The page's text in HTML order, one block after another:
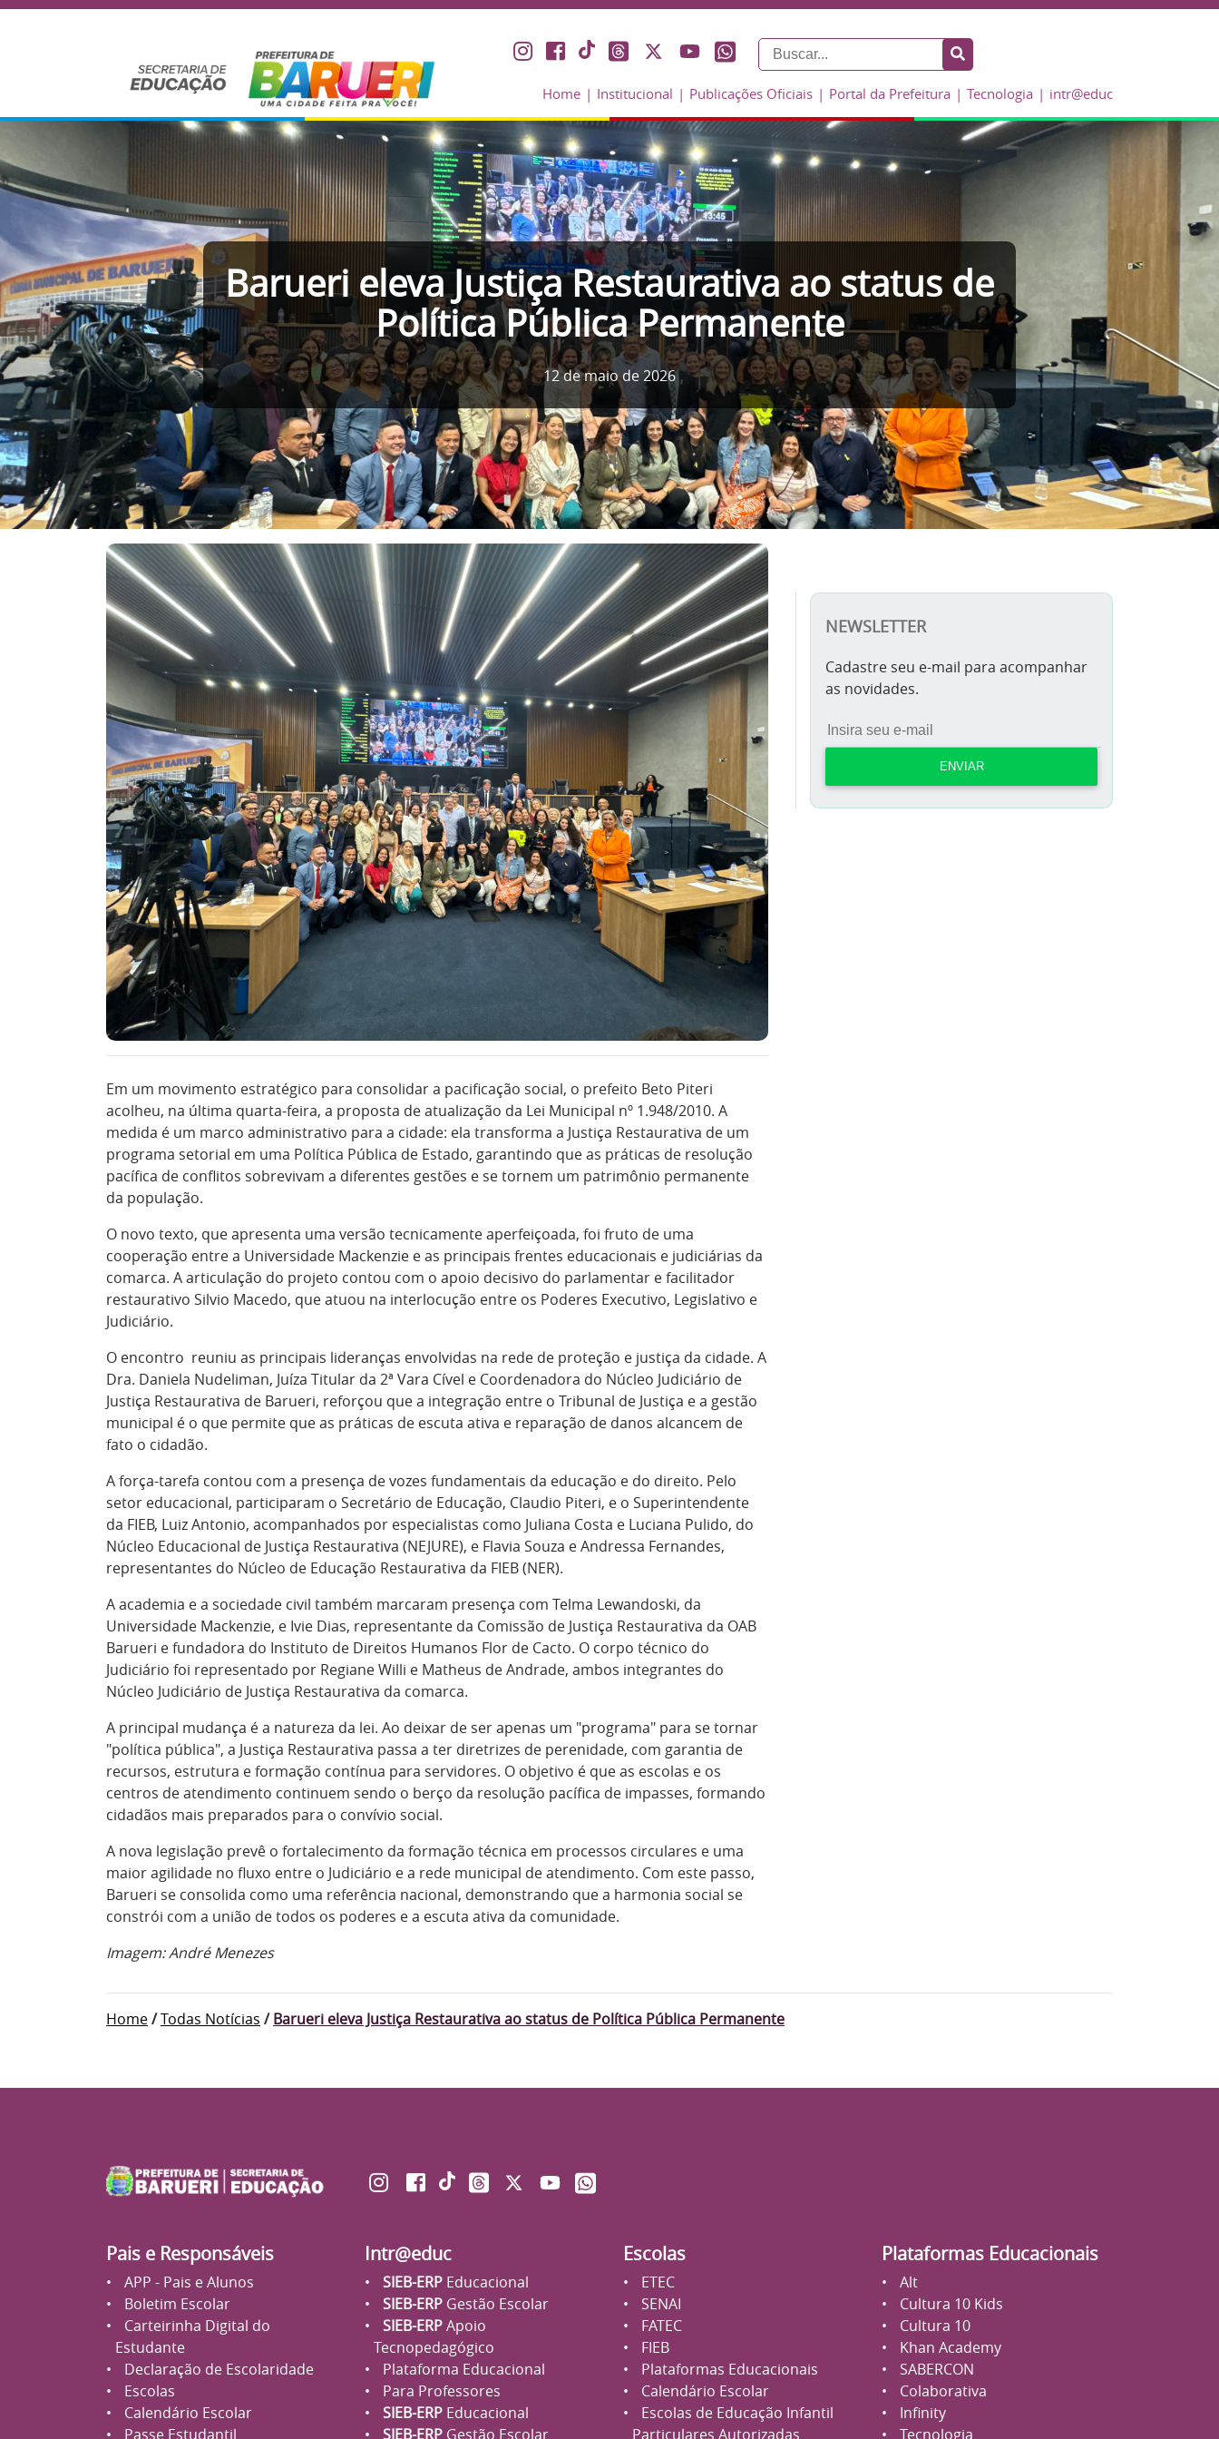
Home Institucional Publicações Oficiais Portal da Prefeitura Tecnologia intr@educ
Barueri eleva Justiça Restaurativa ao status de
Política Pública Permanente
12 de maio de 2026
Em um movimento estratégico para consolidar a pacificação social, o prefeito Beto Piteri
acolheu, na última quarta-feira, a proposta de atualização da Lei Municipal nº 1.948/2010. A
medida é um marco administrativo para a cidade: ela transforma a Justiça Restaurativa de um
programa setorial em uma Política Pública de Estado, garantindo que as práticas de resolução
pacífica de conflitos sobrevivam a diferentes gestões e se tornem um patrimônio permanente
da população.
O novo texto, que apresenta uma versão tecnicamente aperfeiçoada, foi fruto de uma
cooperação entre a Universidade Mackenzie e as principais frentes educacionais e judiciárias da
comarca. A articulação do projeto contou com o apoio decisivo do parlamentar e facilitador
restaurativo Silvio Macedo, que atuou na interlocução entre os Poderes Executivo, Legislativo e
Judiciário.
O encontro reuniu as principais lideranças envolvidas na rede de proteção e justiça da cidade. A
Dra. Daniela Nudeliman, Juíza Titular da 2ª Vara Cível e Coordenadora do Núcleo Judiciário de
Justiça Restaurativa de Barueri, reforçou que a integração entre o Tribunal de Justiça e a gestão
municipal é o que permite que as práticas de escuta ativa e reparação de danos alcancem de
fato o cidadão.
A força-tarefa contou com a presença de vozes fundamentais da educação e do direito. Pelo
setor educacional, participaram o Secretário de Educação, Claudio Piteri, e o Superintendente
da FIEB, Luiz Antonio, acompanhados por especialistas como Juliana Costa e Luciana Pulido, do
Núcleo Educacional de Justiça Restaurativa (NEJURE), e Flavia Souza e Andressa Fernandes,
representantes do Núcleo de Educação Restaurativa da FIEB (NER).
A academia e a sociedade civil também marcaram presença com Telma Lewandoski, da
Universidade Mackenzie, e Ivie Dias, representante da Comissão de Justiça Restaurativa da OAB
Barueri e fundadora do Instituto de Direitos Humanos Flor de Cacto. O corpo técnico do
Judiciário foi representado por Regiane Willi e Matheus de Andrade, ambos integrantes do
Núcleo Judiciário de Justiça Restaurativa da comarca.
A principal mudança é a natureza da lei. Ao deixar de ser apenas um "programa" para se tornar
"política pública", a Justiça Restaurativa passa a ter diretrizes de perenidade, com garantia de
recursos, estrutura e formação contínua para servidores. O objetivo é que as escolas e os
centros de atendimento continuem sendo o berço da resolução pacífica de impasses, formando
cidadãos mais preparados para o convívio social.
A nova legislação prevê o fortalecimento da formação técnica em processos circulares e uma
maior agilidade no fluxo entre o Judiciário e a rede municipal de atendimento. Com este passo,
Barueri se consolida como uma referência nacional, demonstrando que a harmonia social se
constrói com a união de todos os poderes e a escuta ativa da comunidade.
Imagem: André Menezes
NEWSLETTER
Cadastre seu e-mail para acompanhar
as novidades.
ENVIAR
Home/Todas Notícias / Barueri eleva Justiça Restaurativa ao status de Política Pública Permanente
Pais e Responsáveis
APP - Pais e Alunos
Boletim Escolar
Carteirinha Digital do
Estudante
Declaração de Escolaridade
Escolas
Calendário Escolar
Passe Estudantil
Intr@educ
SIEB-ERP Educacional
SIEB-ERP Gestão Escolar
SIEB-ERPApoio
Tecnopedagógico
Plataforma Educacional
Para Professores
SIEB-ERP Educacional
SIEB-ERP Gestão Escolar
Escolas
ETEC
SENAI
FATEC
FIEB
Plataformas Educacionais
Calendário Escolar
Escolas de Educação Infantil
Particulares Autorizadas
Plataformas Educacionais
Alt
Cultura 10 Kids
Cultura 10
Khan Academy
SABERCON
Colaborativa
Infinity
Tecnologia